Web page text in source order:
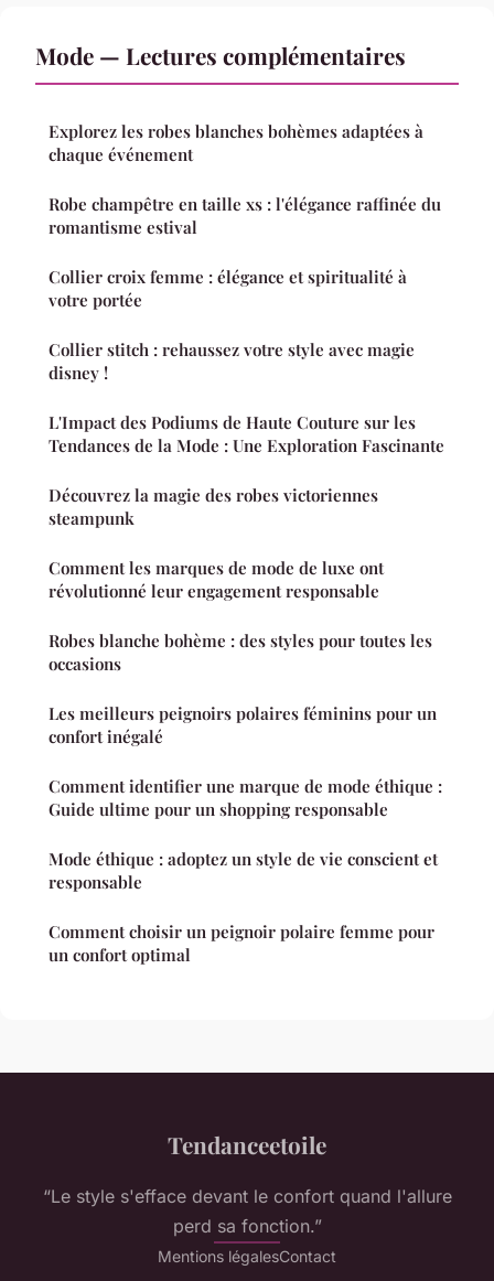
Mode — Lectures complémentaires
Explorez les robes blanches bohèmes adaptées à
chaque événement
Robe champêtre en taille xs : l'élégance raffinée du
romantisme estival
Collier croix femme : élégance et spiritualité à
votre portée
Collier stitch : rehaussez votre style avec magie
disney !
L'Impact des Podiums de Haute Couture sur les
Tendances de la Mode : Une Exploration Fascinante
Découvrez la magie des robes victoriennes
steampunk
Comment les marques de mode de luxe ont
révolutionné leur engagement responsable
Robes blanche bohème : des styles pour toutes les
occasions
Les meilleurs peignoirs polaires féminins pour un
confort inégalé
Comment identifier une marque de mode éthique :
Guide ultime pour un shopping responsable
Mode éthique : adoptez un style de vie conscient et
responsable
Comment choisir un peignoir polaire femme pour
un confort optimal
Tendanceetoile
“Le style s'efface devant le confort quand l'allure
perd sa fonction.”
Mentions légalesContact